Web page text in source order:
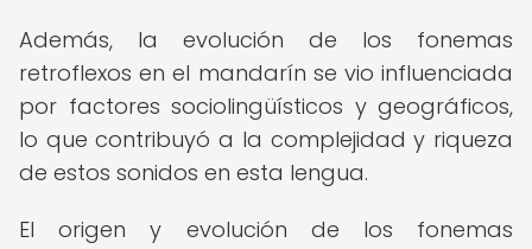
Además, la evolución de los fonemas
retroflexos en el mandarín se vio influenciada
por factores sociolingüísticos y geográficos,
lo que contribuyó a la complejidad y riqueza
de estos sonidos en esta lengua.
El origen y evolución de los fonemas